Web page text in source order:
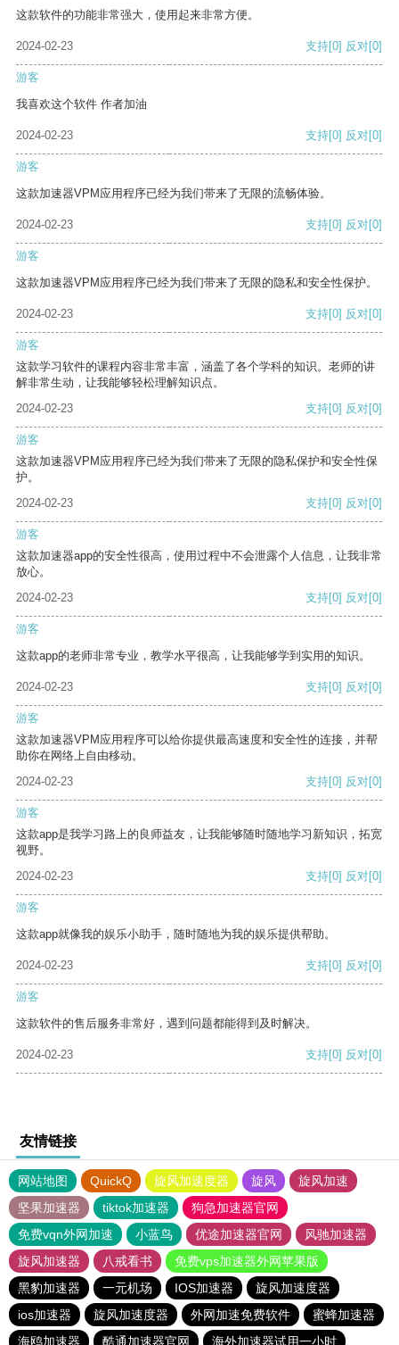
这款软件的功能非常强大，使用起来非常方便。
2024-02-23 支持[0] 反对[0]
游客
我喜欢这个软件 作者加油
2024-02-23 支持[0] 反对[0]
游客
这款加速器VPM应用程序已经为我们带来了无限的流畅体验。
2024-02-23 支持[0] 反对[0]
游客
这款加速器VPM应用程序已经为我们带来了无限的隐私和安全性保护。
2024-02-23 支持[0] 反对[0]
游客
这款学习软件的课程内容非常丰富，涵盖了各个学科的知识。老师的讲
解非常生动，让我能够轻松理解知识点。
2024-02-23
支持[0] 反对[0]
游客
这款加速器VPM应用程序已经为我们带来了无限的隐私保护和安全性保
护。
2024-02-23
支持[0] 反对[0]
游客
这款加速器app的安全性很高，使用过程中不会泄露个人信息，让我非常
放心。
2024-02-23
支持[0] 反对[0]
游客
这款app的老师非常专业，教学水平很高，让我能够学到实用的知识。
2024-02-23 支持[0] 反对[0]
游客
这款加速器VPM应用程序可以给你提供最高速度和安全性的连接，并帮
助你在网络上自由移动。
2024-02-23
支持[0] 反对[0]
游客
这款app是我学习路上的良师益友，让我能够随时随地学习新知识，拓宽
视野。
2024-02-23
支持[0] 反对[0]
游客
这款app就像我的娱乐小助手，随时随地为我的娱乐提供帮助。
2024-02-23 支持[0] 反对[0]
游客
这款软件的售后服务非常好，遇到问题都能得到及时解决。
2024-02-23 支持[0] 反对[0]
友情链接
网站地图 QuickQ 旋风加速度器 旋风
旋风加速
坚果加速器
tiktok加速器
狗急加速器官网
免费vqn外网加速
小蓝鸟 优途加速器官网
风驰加速器
旋风加速器
八戒看书
免费vps加速器外网苹果版
黑豹加速器
一元机场 IOS加速器
旋风加速度器
ios加速器
旋风加速度器 外网加速免费软件
蜜蜂加速器
海鸥加速器
酷通加速器官网 海外加速器试用一小时